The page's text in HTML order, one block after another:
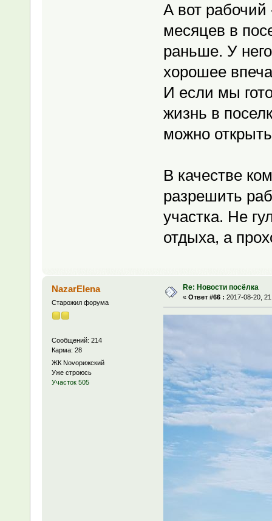
А вот рабочий
месяцев в
раньше. У
хорошее
И если мы
жизнь в
можно
В качестве
разрешить
участка. Не
отдыха, а
NazarElena
Старожил форума
Сообщений: 214
Карма: 28
ЖК Novoрижский
Уже строюсь
Участок 505
Re: Новости посёлка
« Ответ #66 : 2017-08-20,